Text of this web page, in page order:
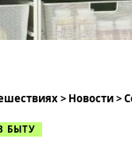
> Новости>
БЫТУ